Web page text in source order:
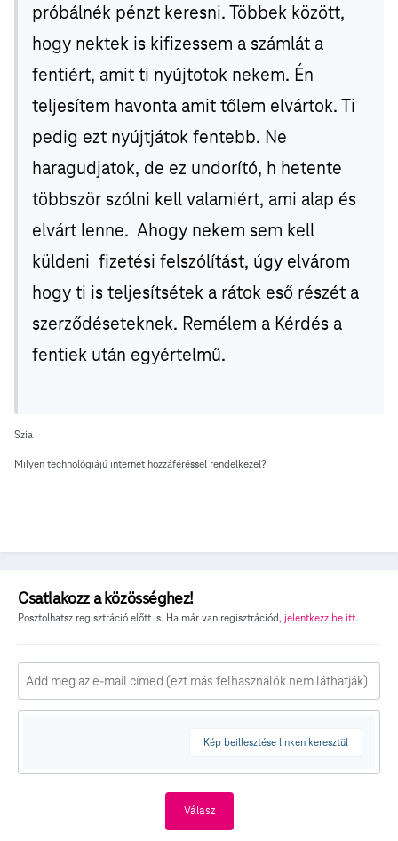
próbálnék pénzt keresni. Többek között,
hogy nektek is kifizessem a számlát a
fentiért, amit ti nyújtotok nekem. Én
teljesítem havonta amit tőlem elvártok. Ti
pedig ezt nyújtjátok fentebb. Ne
haragudjatok, de ez undorító, h hetente
többször szólni kell valamiért, ami alap és
elvárt lenne. Ahogy nekem sem kell
küldeni fizetési felszólítást, úgy elvárom
hogy ti is teljesítsétek a rátok eső részét a
szerződéseteknek. Remélem a Kérdés a
fentiek után egyértelmű.
Szia
Milyen technológiájú internet hozzáféréssel rendelkezel?
Csatlakozz a közösséghez!
Posztolhatsz regisztráció előtt is. Ha már van regisztrációd, jelentkezz be itt.
Kép beillesztése linken keresztül
Válasz